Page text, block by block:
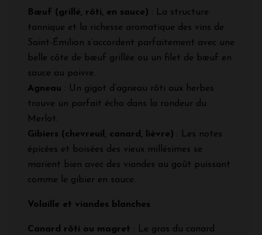
Bœuf (grillé, rôti, en sauce) : La structure
tannique et la richesse aromatique des vins de
Saint-Émilion s’accordent parfaitement avec une
belle côte de bœuf grillée ou un filet de bœuf en
sauce au poivre.
Agneau : Un gigot d’agneau rôti aux herbes
trouve un parfait écho dans la rondeur du
Merlot.
Gibiers (chevreuil, canard, lièvre) : Les notes
épicées et boisées des vieux millésimes se
marient bien avec des viandes au goût puissant
comme le gibier en sauce.
Volaille et viandes blanches
Canard rôti ou magret : Le gras du canard